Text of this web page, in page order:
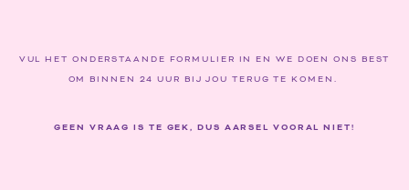
VUL HET ONDERSTAANDE FORMULIER IN EN WE DOEN ONS BEST
OM BINNEN 24 UUR BIJ JOU TERUG TE KOMEN.
GEEN VRAAG IS TE GEK, DUS AARSEL VOORAL NIET!